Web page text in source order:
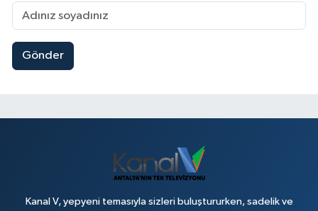
Gönder
Kanal V, yepyeni temasıyla sizleri buluştururken, sadelik ve